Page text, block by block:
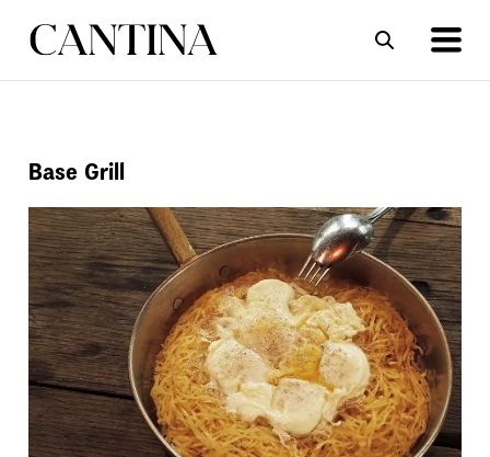
ΣΥΝΤΑΓΕΣ
Base Grill